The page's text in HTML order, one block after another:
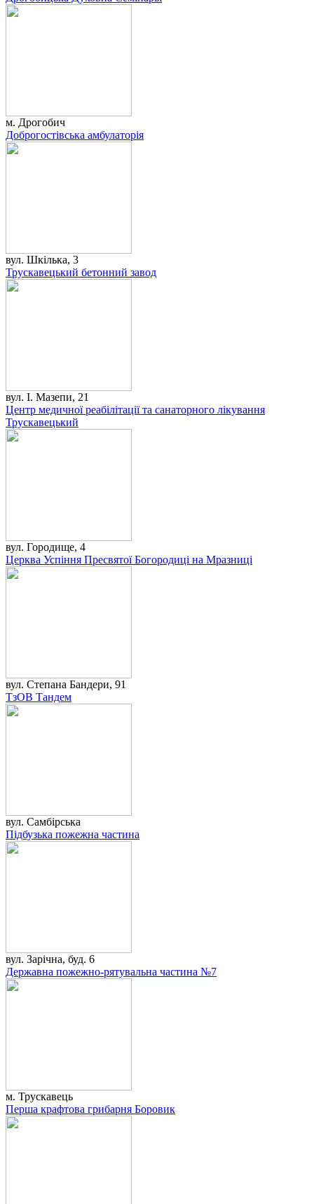
м. Дрогобич
Доброгостівська амбулаторія
вул. Шкілька, 3
Трускавецький бетонний завод
вул. І. Мазепи, 21​
Центр медичної реабілітації та санаторного лікування
Трускавецький
вул. Городище, 4
Церква Успіння Пресвятої Богородиці на Мразниці
вул. Cтепана Бандери, 91
ТзОВ Тандем
вул. Самбірська
Підбузька пожежна частина
вул. Зарічна, буд. 6
Державна пожежно-рятувальна частина №7
м. Трускавець
Перша крафтова грибарня Боровик